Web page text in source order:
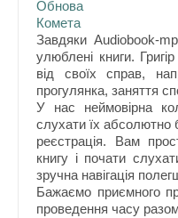
Обнова
Комета
Завдяки Audiobook-
улюблені книги.
від своїх справ,
прогулянка, заняття
У нас неймовірна
слухати їх абсолютно
реєстрація. Вам
книгу і почати
зручна навігація
Бажаємо приємного
проведення часу